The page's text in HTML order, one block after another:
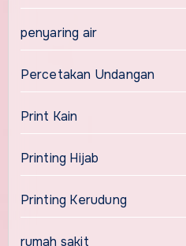
penyaring air
Percetakan Undangan
Print Kain
Printing Hijab
Printing Kerudung
rumah sakit